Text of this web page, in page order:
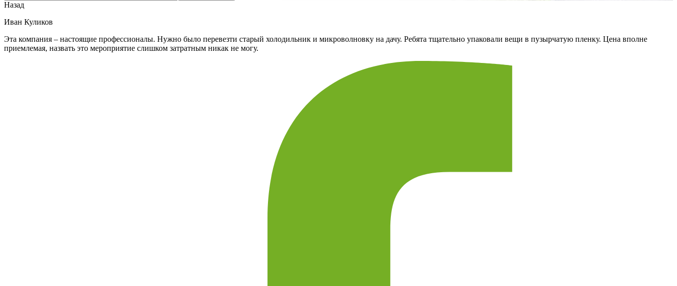
Назад
Иван Куликов
Эта компания – настоящие профессионалы. Нужно было перевезти старый холодильник и микроволновку на дачу. Ребята тщательно упаковали вещи в пузырчатую пленку. Цена вполне
приемлемая, назвать это мероприятие слишком затратным никак не могу.